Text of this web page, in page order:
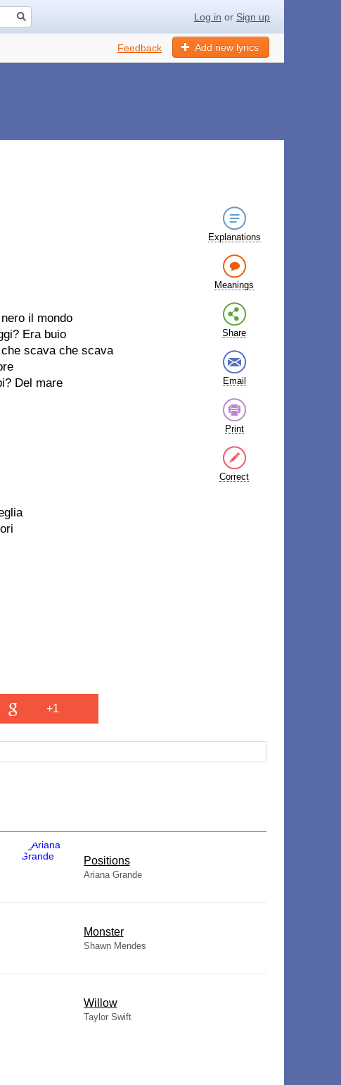
Log in or Sign up
Add new lyrics
Feedback
il mondo
Era buio
scava che scava
Del mare
Explanations
Meanings
Share
Email
Print
Correct
+1
​Positions
Ariana Grande
Monster
Shawn Mendes
Willow
Taylor Swift